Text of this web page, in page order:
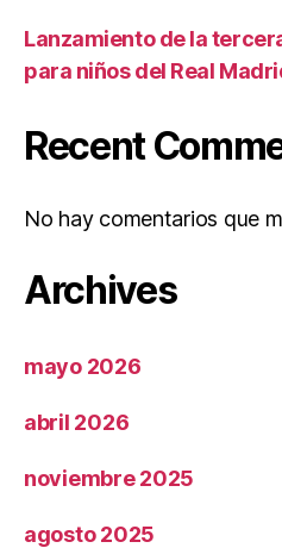
Lanzamiento de la
para niños del Real
Recent
No hay comentarios que
Archives
mayo 2026
abril 2026
noviembre 2025
agosto 2025